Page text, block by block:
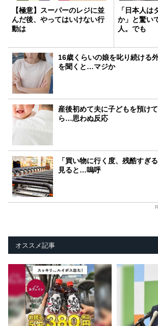
【極意】スーパーのレジに並
んだ後、やってはいけない行
動は
「日本人は
か」と驚い
人。でも
16歳くらいの娘を叱り続ける
を聞くと…マジか
産後初めて夫に子どもを預け
ら…思わぬ反応
「買い物に行く度、残酷すぎ
見ると…嗚呼
オススメ記事